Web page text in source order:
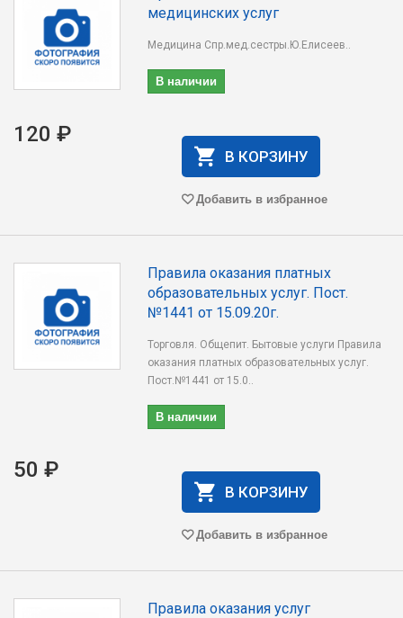
медицинских услуг
Медицина Спр.мед.сестры.Ю.Елисеев..
В наличии
120 ₽
В КОРЗИНУ
Добавить в избранное
Правила оказания платных
образовательных услуг. Пост.
№1441 от 15.09.20г.
Торговля. Общепит. Бытовые услуги Правила
оказания платных образовательных услуг.
Пост.№1441 от 15.0..
В наличии
50 ₽
В КОРЗИНУ
Добавить в избранное
Правила оказания услуг